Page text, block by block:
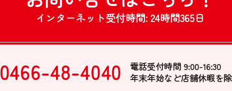
インターネット受付時間: 24時間365日
0466-48-4040
電話受付時間 9:00-16:30
年末年始など店舗休暇を